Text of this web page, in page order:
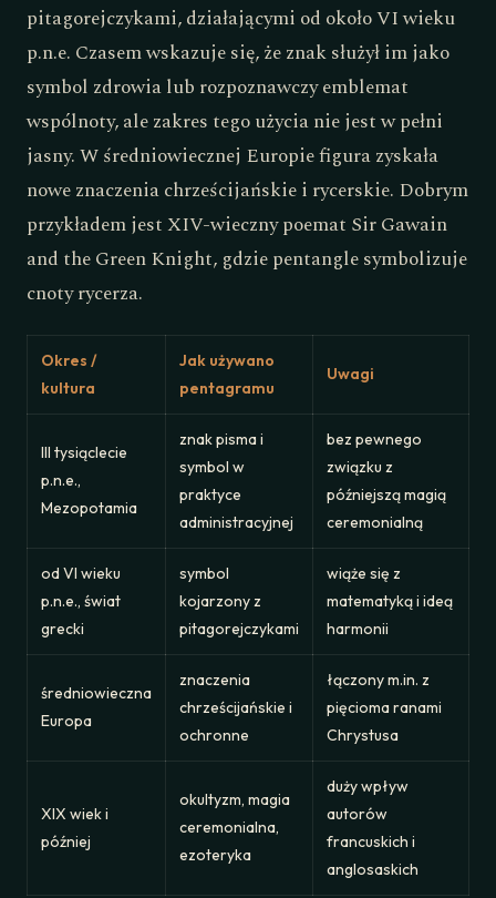
pitagorejczykami, działającymi od około VI wieku
p.n.e. Czasem wskazuje się, że znak służył im jako
symbol zdrowia lub rozpoznawczy emblemat
wspólnoty, ale zakres tego użycia nie jest w pełni
jasny. W średniowiecznej Europie figura zyskała
nowe znaczenia chrześcijańskie i rycerskie. Dobrym
przykładem jest XIV-wieczny poemat Sir Gawain
and the Green Knight, gdzie pentangle symbolizuje
cnoty rycerza.
Okres /
kultura
Jak używano
pentagramu
Uwagi
III tysiąclecie
p.n.e.,
Mezopotamia
znak pisma i
symbol w
praktyce
administracyjnej
bez pewnego
związku z
późniejszą magią
ceremonialną
od VI wieku
p.n.e., świat
grecki
symbol
kojarzony z
pitagorejczykami
wiąże się z
matematyką i ideą
harmonii
średniowieczna
Europa
znaczenia
chrześcijańskie i
ochronne
łączony m.in. z
pięcioma ranami
Chrystusa
XIX wiek i
później
okultyzm, magia
ceremonialna,
ezoteryka
duży wpływ
autorów
francuskich i
anglosaskich